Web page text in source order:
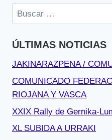
Buscar:
ÚLTIMAS NOTICIAS
JAKINARAZPENA /
COMUNICADO
RIOJANA Y VASCA
XXIX Rally de Gernika-
XL SUBIDA A URRAKI